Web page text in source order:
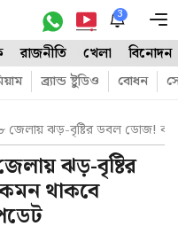
3
রাজনীতি খেলা বিনোদন
ব্র্যান্ড ষ্টুডিও বোধন
৮ জেলায় ঝড়-বৃষ্টির ডবল
ঝড়-বৃষ্টির
থাকবে